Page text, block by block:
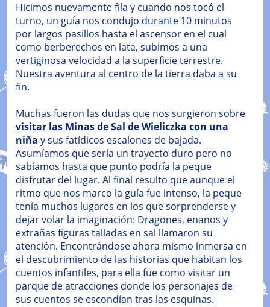
Hicimos nuevamente fila y cuando nos tocó el
turno, un guía nos condujo durante 10 minutos
por largos pasillos hasta el ascensor en el cual
como berberechos en lata, subimos a una
vertiginosa velocidad a la superficie terrestre.
Nuestra aventura al centro de la tierra daba a su
fin.
Muchas fueron las dudas que nos surgieron sobre
visitar las Minas de Sal de Wieliczka con una
niña y sus fatídicos escalones de bajada.
Asumíamos que sería un trayecto duro pero no
sabíamos hasta que punto podría la peque
disfrutar del lugar. Al final resulto que aunque el
ritmo que nos marco la guía fue intenso, la peque
tenía muchos lugares en los que sorprenderse y
dejar volar la imaginación: Dragones, enanos y
extrañas figuras talladas en sal llamaron su
atención. Encontrándose ahora mismo inmersa en
el descubrimiento de las historias que habitan los
cuentos infantiles, para ella fue como visitar un
parque de atracciones donde los personajes de
sus cuentos se escondían tras las esquinas.